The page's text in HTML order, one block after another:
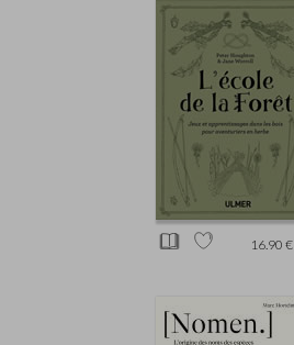
16.90 €